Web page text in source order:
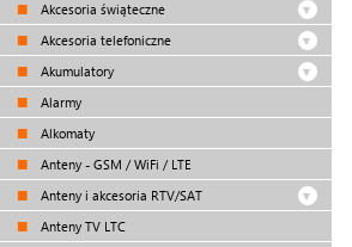
Akcesoria świąteczne
Akcesoria telefoniczne
Akumulatory
Alarmy
Alkomaty
Anteny - GSM / WiFi / LTE
Anteny i akcesoria RTV/SAT
Anteny TV LTC